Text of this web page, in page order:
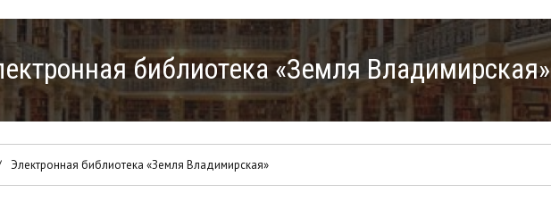
библиотека «Земля Владимирская»
Электронная библиотека «Земля Владимирская»